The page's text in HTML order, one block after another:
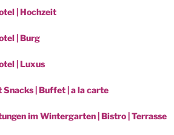
| Hochzeit
| Burg
| Luxus
Snacks | Buffet | a la carte
im Wintergarten | Bistro | Terrasse